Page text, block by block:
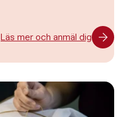
Läs mer och anmäl dig